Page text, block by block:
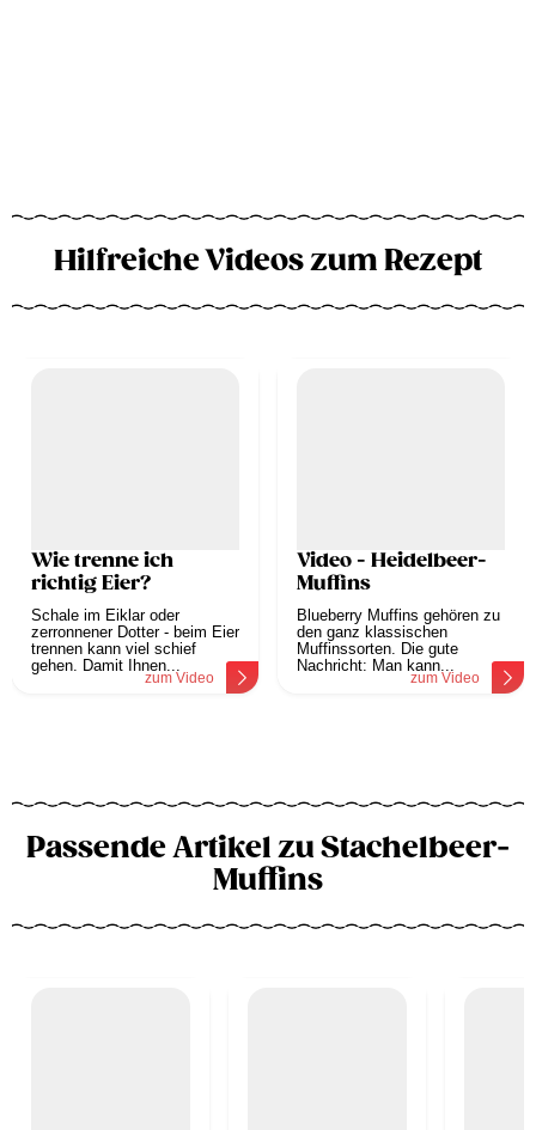
Hilfreiche Videos zum Rezept
Wie trenne ich
richtig Eier?
Schale im Eiklar oder
zerronnener Dotter - beim Eier
trennen kann viel schief
gehen. Damit Ihnen...
zum Video
Video - Heidelbeer-
Muffins
Blueberry Muffins gehören zu
den ganz klassischen
Muffinssorten. Die gute
Nachricht: Man kann...
zum Video
Passende Artikel zu Stachelbeer-
Muffins